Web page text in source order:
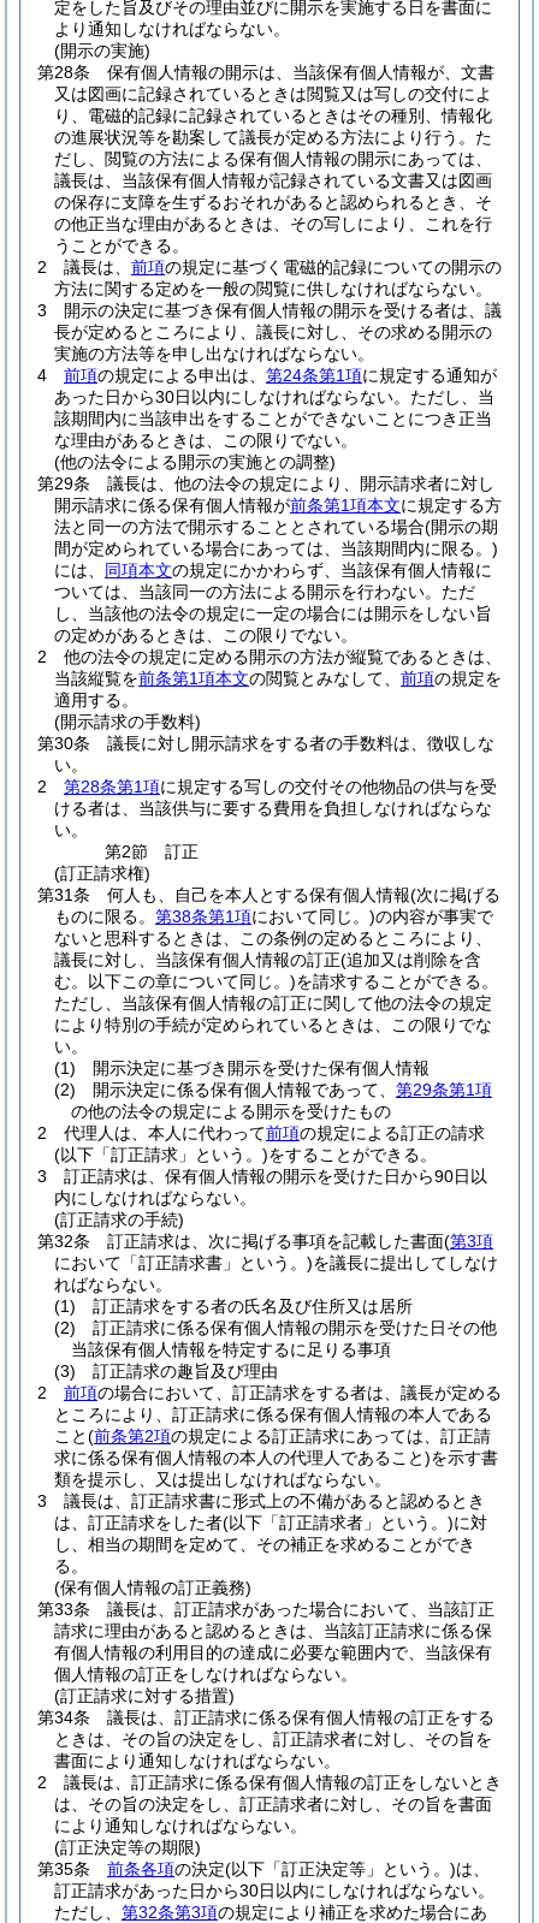
定をした旨及びその理由並びに開示を実施する日を書面に
より通知しなければならない。
(開示の実施)
第28条
保有個人情報の開示は、当該保有個人情報が、文書
又は図画に記録されているときは閲覧又は写しの交付によ
り、電磁的記録に記録されているときはその種別、情報化
の進展状況等を勘案して議長が定める方法により行う。 た
だし、閲覧の方法による保有個人情報の開示にあっては、
議長は、当該保有個人情報が記録されている文書又は図画
の保存に支障を生ずるおそれがあると認められるとき、そ
の他正当な理由があるときは、その写しにより、これを行
うことができる。
2
議長は、 前項の規定に基づく電磁的記録についての開示の
方法に関する定めを一般の閲覧に供しなければならない。
3
開示の決定に基づき保有個人情報の開示を受ける者は、議
長が定めるところにより、議長に対し、その求める開示の
実施の方法等を申し出なければならない。
4
前項の規定による申出は、 第24条第1項に規定する通知が
あった日から30日以内にしなければならない。 ただし、当
該期間内に当該申出をすることができないことにつき正当
な理由があるときは、この限りでない。
(他の法令による開示の実施との調整)
第29条
議長は、他の法令の規定により、開示請求者に対し
開示請求に係る保有個人情報が前条第1項本文に規定する方
法と同一の方法で開示することとされている場合(開示の期
間が定められている場合にあっては、当該期間内に限る。)
には、 同項本文の規定にかかわらず、当該保有個人情報に
ついては、当該同一の方法による開示を行わない。 ただ
し、当該他の法令の規定に一定の場合には開示をしない旨
の定めがあるときは、この限りでない。
2
他の法令の規定に定める開示の方法が縦覧であるときは、
当該縦覧を前条第1項本文の閲覧とみなして、 前項の規定を
適用する。
(開示請求の手数料)
第30条
議長に対し開示請求をする者の手数料は、徴収しな
い。
2
第28条第1項に規定する写しの交付その他物品の供与を受
ける者は、当該供与に要する費用を負担しなければならな
い。
第2節
訂正
(訂正請求権)
第31条
何人も、自己を本人とする保有個人情報(次に掲げる
ものに限る。 第38条第1項において同じ。)の内容が事実で
ないと思科するときは、この条例の定めるところにより、
議長に対し、当該保有個人情報の訂正(追加又は削除を含
む。以下この章について同じ。)を請求することができる。
ただし、当該保有個人情報の訂正に関して他の法令の規定
により特別の手続が定められているときは、この限りでな
い。
(1)
開示決定に基づき開示を受けた保有個人情報
(2)
開示決定に係る保有個人情報であって、 第29条第1項
の他の法令の規定による開示を受けたもの
2
代理人は、本人に代わって前項の規定による訂正の請求
(以下「訂正請求」という。)をすることができる。
3
訂正請求は、保有個人情報の開示を受けた日から90日以
内にしなければならない。
(訂正請求の手続)
第32条
訂正請求は、次に掲げる事項を記載した書面(第3項
において「訂正請求書」という。)を議長に提出してしなけ
ればならない。
(1)
訂正請求をする者の氏名及び住所又は居所
(2)
訂正請求に係る保有個人情報の開示を受けた日その他
当該保有個人情報を特定するに足りる事項
(3)
訂正請求の趣旨及び理由
2
前項の場合において、訂正請求をする者は、議長が定める
ところにより、訂正請求に係る保有個人情報の本人である
こと(前条第2項の規定による訂正請求にあっては、訂正請
求に係る保有個人情報の本人の代理人であること)を示す書
類を提示し、又は提出しなければならない。
3
議長は、訂正請求書に形式上の不備があると認めるとき
は、訂正請求をした者(以下「訂正請求者」という。)に対
し、相当の期間を定めて、その補正を求めることができ
る。
(保有個人情報の訂正義務)
第33条
議長は、訂正請求があった場合において、当該訂正
請求に理由があると認めるときは、当該訂正請求に係る保
有個人情報の利用目的の達成に必要な範囲内で、当該保有
個人情報の訂正をしなければならない。
(訂正請求に対する措置)
第34条
議長は、訂正請求に係る保有個人情報の訂正をする
ときは、その旨の決定をし、訂正請求者に対し、その旨を
書面により通知しなければならない。
2
議長は、訂正請求に係る保有個人情報の訂正をしないとき
は、その旨の決定をし、訂正請求者に対し、その旨を書面
により通知しなければならない。
(訂正決定等の期限)
第35条
前条各項の決定(以下「訂正決定等」という。)は、
訂正請求があった日から30日以内にしなければならない。
ただし、 第32条第3項の規定により補正を求めた場合にあ